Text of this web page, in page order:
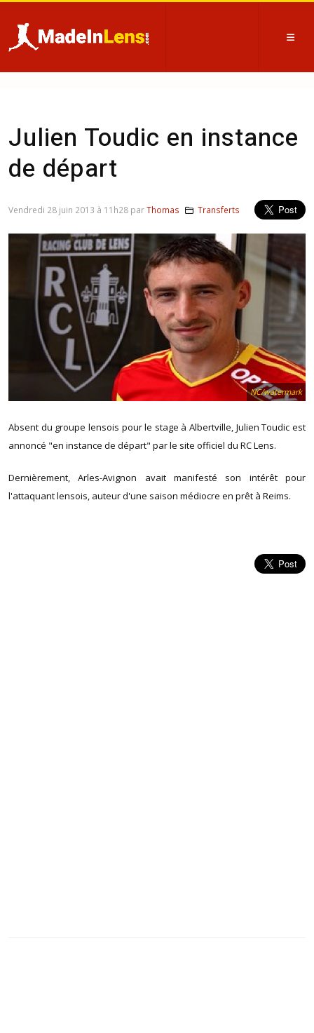
Julien Toudic en instance
de départ
NC/watermark
Absent du groupe lensois pour le stage à Albertville, Julien Toudic est
annoncé "en instance de départ" par le site officiel du RC Lens.
Dernièrement, Arles-Avignon avait manifesté son intérêt pour
l'attaquant lensois, auteur d'une saison médiocre en prêt à Reims.
Vendredi 28 juin 2013 à 11h28 parThomas Transferts